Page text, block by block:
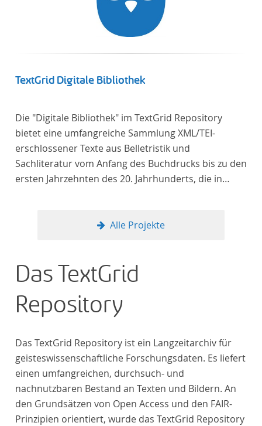
TextGrid Digitale Bibliothek
Die "Digitale Bibliothek" im TextGrid Repository
bietet eine umfangreiche Sammlung XML/TEI-
erschlossener Texte aus Belletristik und
Sachliteratur vom Anfang des Buchdrucks bis zu den
ersten Jahrzehnten des 20. Jahrhunderts, die in
Literaturwissenschaft ist die Sammlung von
literaturhistorisch relevante Texte enthält, deren
urheberrechtliche Schutzfrist abgelaufen ist.
Ähnliches gilt für die Philosophie und die
Kulturwissenschaften insgesamt. Die Texte
und sind daher, ebenso wie die auf der
Digitalisierung von Erstdrucken basierenden Texte,
zitierfähig. Auf bekannte Errata, die aus der Vorlage
stammen, verweisen wir unter der Dokumentation
zum TextGrid Repository.
Alle Projekte
Das TextGrid
Repository
Das TextGrid Repository ist ein Langzeitarchiv für
geisteswissenschaftliche Forschungsdaten. Es liefert
einen umfangreichen, durchsuch- und
nachnutzbaren Bestand an Texten und Bildern. An
den Grundsätzen von Open Access und den FAIR-
Prinzipien orientiert, wurde das TextGrid Repository